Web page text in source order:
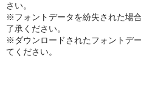
さい。
※フォントデータを紛失された場
了承ください。
※ダウンロードされたフォントデ
てください。